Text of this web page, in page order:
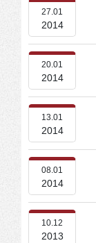
27.01
2014
20.01
2014
13.01
2014
08.01
2014
10.12
2013